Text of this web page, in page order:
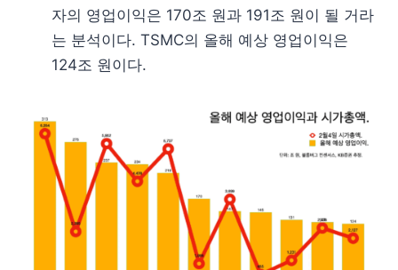
자의 영업이익은 170조 원과 191조 원이 될 거라
는 분석이다. TSMC의 올해 예상 영업이익은
124조 원이다.